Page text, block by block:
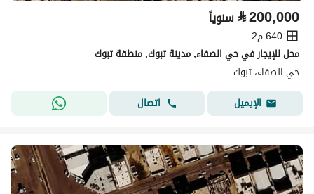
⃁200,000 سنوياً
640 م2
محل للإيجار في حي الصفاء, مدينة تبوك, منطقة تبوك
حي الصفاء، تبوك
الإيميل
اتصال